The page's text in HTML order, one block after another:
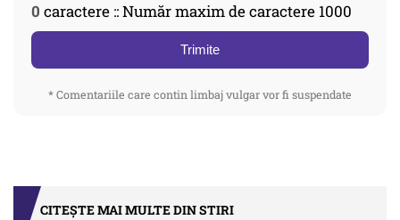
0 caractere :: Număr maxim de caractere 1000
Trimite
* Comentariile care contin limbaj vulgar vor fi suspendate
CITEȘTE MAI MULTE DIN STIRI